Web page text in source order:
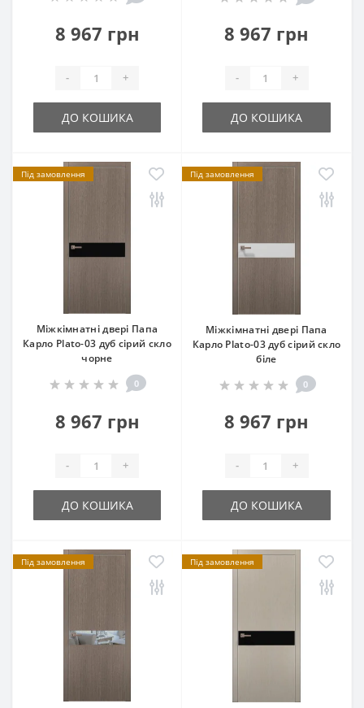
8 967 грн
- +
ДО КОШИКА
8 967 грн
- +
ДО КОШИКА
Під замовлення
Міжкімнатні двері Папа
Карло Plato-03 дуб сірий скло
чорне
0
8 967 грн
- +
ДО КОШИКА
Під замовлення
Міжкімнатні двері Папа
Карло Plato-03 дуб сірий скло
біле
0
8 967 грн
- +
ДО КОШИКА
Під замовлення Під замовлення